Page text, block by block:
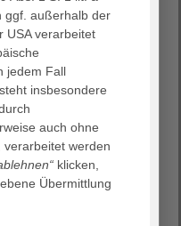
großen wie kleinen
Seiten mehr über
sowie den
Allgemeinen
ggf. außerhalb der
USA verarbeitet
jedem Fall
insbesondere
auch ohne
verarbeitet werden
klicken,
Übermittlung